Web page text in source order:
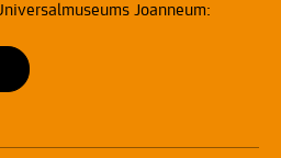
Joanneum: